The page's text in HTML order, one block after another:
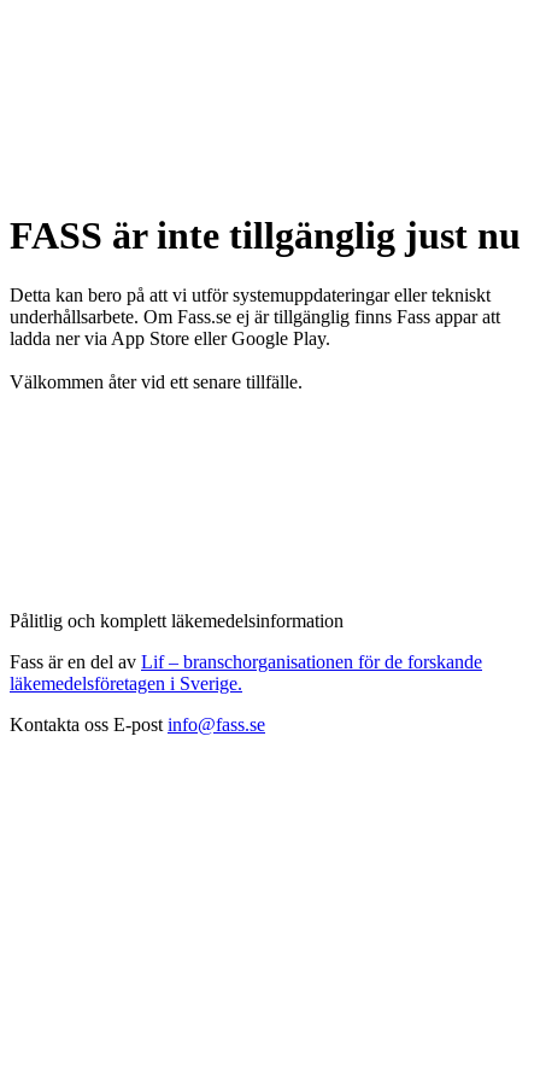
FASS är inte tillgänglig just nu
Detta kan bero på att vi utför systemuppdateringar eller tekniskt
underhållsarbete. Om Fass.se ej är tillgänglig finns Fass appar att
ladda ner via App Store eller Google Play.
Välkommen åter vid ett senare tillfälle.
Pålitlig och komplett läkemedelsinformation
Fass är en del av Lif – branschorganisationen för de forskande
läkemedelsföretagen i Sverige.
Kontakta oss E-post info@fass.se